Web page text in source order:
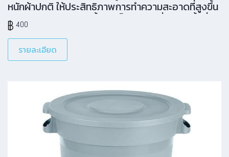
หนักผ้าปกติ ให้ประสิทธิภาพการทำความสะอาดที่สูงขึ้น
ไม่เกิดด้ายลุ่ย ทนต่อเชื้อรา เก็บปลายเพื่อให้ได้พื้นที่
การทำความสะอาดที่มากขึ้นในทุกจังหวะการถู
400
รายละเอียด